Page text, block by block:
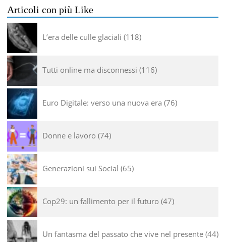
Articoli con più Like
L’era delle culle glaciali 118
Tutti online ma disconnessi 116
Euro Digitale: verso una nuova era 76
Donne e lavoro 74
Generazioni sui Social 65
Cop29: un fallimento per il futuro 47
Un fantasma del passato che vive nel presente 44